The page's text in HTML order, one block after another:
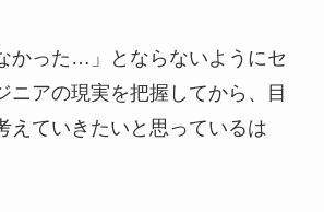
かった…」とならないようにセ
ニアの現実を把握してから、目
えていきたいと思っているは